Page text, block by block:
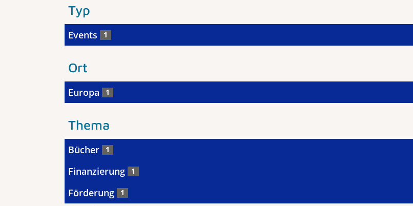
Typ
Events 1
Ort
Europa 1
Thema
Bücher 1
Finanzierung 1
Förderung 1